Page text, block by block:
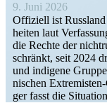
9. Juni 2026
Offi­zi­ell ist
hei­ten laut
die Rechte der
schränkt, seit 2024
und indi­gene
ni­schen
ger fasst die